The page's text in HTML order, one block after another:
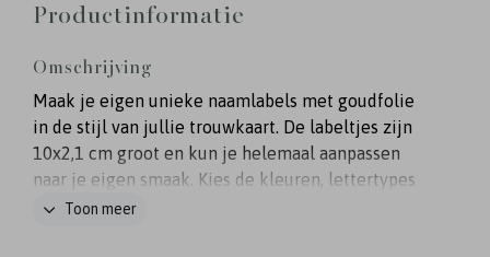
Productinformatie
Omschrijving
Maak je eigen unieke naamlabels met goudfolie
in de stijl van jullie trouwkaart. De labeltjes zijn
10x2,1 cm groot en kun je helemaal aanpassen
naar je eigen smaak. Kies de kleuren, lettertypes
en achtergrond die perfect bij je trouwkaart
Toon meer